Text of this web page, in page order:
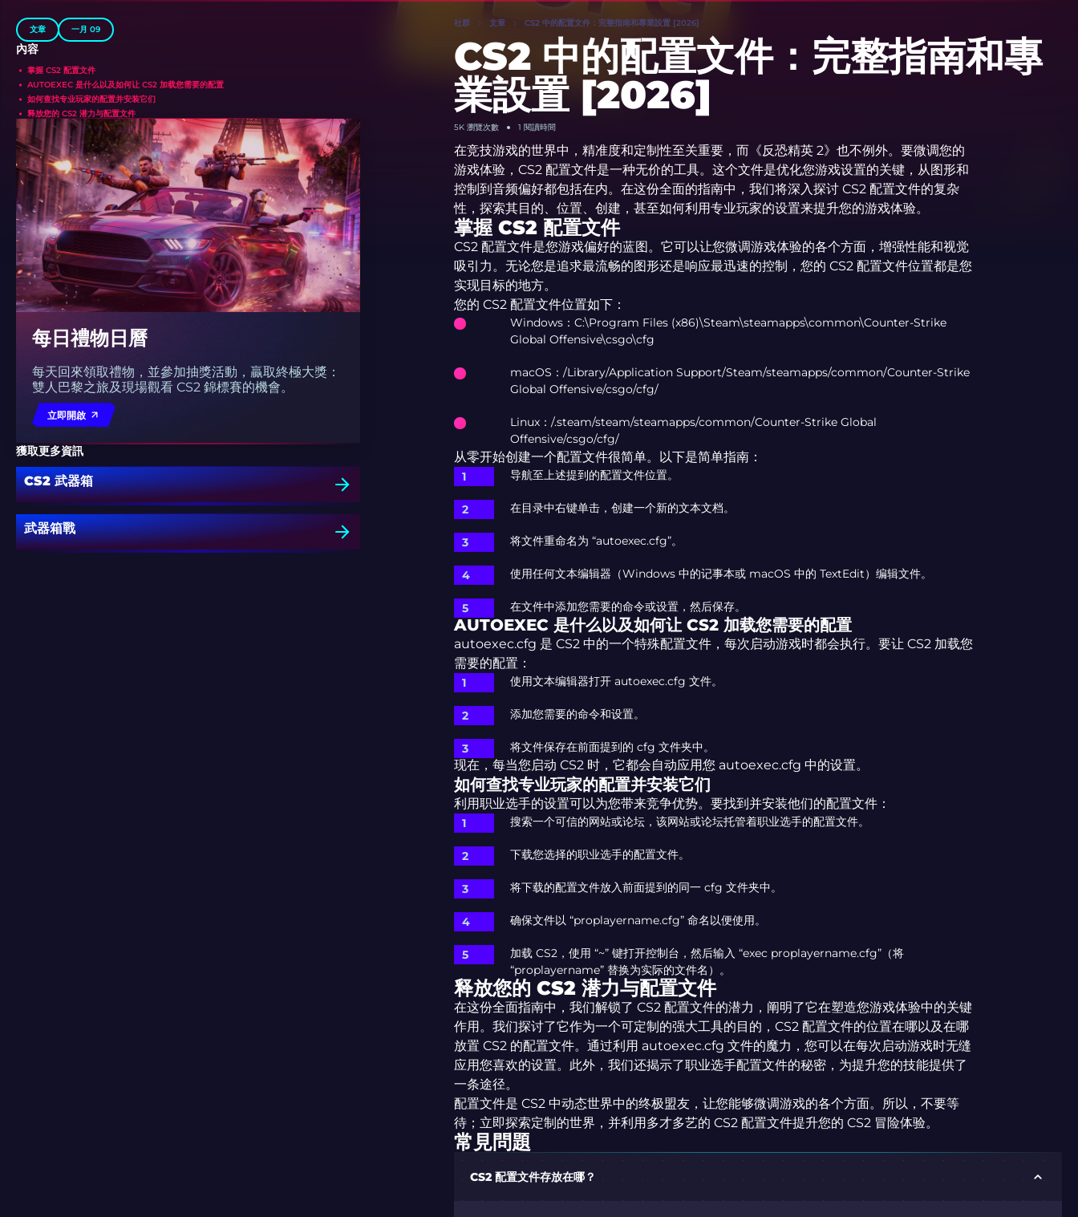
文章 一月 09
內容
掌握 CS2 配置文件
AUTOEXEC 是什么以及如何让 CS2 加载您需要的配置
如何查找专业玩家的配置并安装它们
释放您的 CS2 潜力与配置文件
每日禮物日曆
每天回來領取禮物，並參加抽獎活動，贏取終極大獎：
雙人巴黎之旅及現場觀看 CS2 錦標賽的機會。
立即開啟
獲取更多資訊
CS2 武器箱
武器箱戰
社群 文章 CS2 中的配置文件：完整指南和專業設置 [2026]
CS2 中的配置文件：完整指南和專
業設置 [2026]
5K 瀏覽次數 1 閱讀時間
在竞技游戏的世界中，精准度和定制性至关重要，而《反恐精英 2》也不例外。要微调您的
游戏体验，CS2 配置文件是一种无价的工具。这个文件是优化您游戏设置的关键，从图形和
控制到音频偏好都包括在内。在这份全面的指南中，我们将深入探讨 CS2 配置文件的复杂
性，探索其目的、位置、创建，甚至如何利用专业玩家的设置来提升您的游戏体验。
掌握 CS2 配置文件
CS2 配置文件是您游戏偏好的蓝图。它可以让您微调游戏体验的各个方面，增强性能和视觉
吸引力。无论您是追求最流畅的图形还是响应最迅速的控制，您的 CS2 配置文件位置都是您
实现目标的地方。
您的 CS2 配置文件位置如下：
Windows：C:\Program Files (x86)\Steam\steamapps\common\Counter-Strike
Global Offensive\csgo\cfg
macOS：/Library/Application Support/Steam/steamapps/common/Counter-Strike
Global Offensive/csgo/cfg/
Linux：/.steam/steam/steamapps/common/Counter-Strike Global
Offensive/csgo/cfg/
从零开始创建一个配置文件很简单。以下是简单指南：
导航至上述提到的配置文件位置。
在目录中右键单击，创建一个新的文本文档。
将文件重命名为 “autoexec.cfg”。
使用任何文本编辑器（Windows 中的记事本或 macOS 中的 TextEdit）编辑文件。
在文件中添加您需要的命令或设置，然后保存。
AUTOEXEC 是什么以及如何让 CS2 加载您需要的配置
autoexec.cfg 是 CS2 中的一个特殊配置文件，每次启动游戏时都会执行。要让 CS2 加载您
需要的配置：
使用文本编辑器打开 autoexec.cfg 文件。
添加您需要的命令和设置。
将文件保存在前面提到的 cfg 文件夹中。
现在，每当您启动 CS2 时，它都会自动应用您 autoexec.cfg 中的设置。
如何查找专业玩家的配置并安装它们
利用职业选手的设置可以为您带来竞争优势。要找到并安装他们的配置文件：
搜索一个可信的网站或论坛，该网站或论坛托管着职业选手的配置文件。
下载您选择的职业选手的配置文件。
将下载的配置文件放入前面提到的同一 cfg 文件夹中。
确保文件以 “proplayername.cfg” 命名以便使用。
加载 CS2，使用 “~” 键打开控制台，然后输入 “exec proplayername.cfg”（将
“proplayername” 替换为实际的文件名）。
释放您的 CS2 潜力与配置文件
在这份全面指南中，我们解锁了 CS2 配置文件的潜力，阐明了它在塑造您游戏体验中的关键
作用。我们探讨了它作为一个可定制的强大工具的目的，CS2 配置文件的位置在哪以及在哪
放置 CS2 的配置文件。通过利用 autoexec.cfg 文件的魔力，您可以在每次启动游戏时无缝
应用您喜欢的设置。此外，我们还揭示了职业选手配置文件的秘密，为提升您的技能提供了
一条途径。
配置文件是 CS2 中动态世界中的终极盟友，让您能够微调游戏的各个方面。所以，不要等
待；立即探索定制的世界，并利用多才多艺的 CS2 配置文件提升您的 CS2 冒险体验。
常見問題
CS2 配置文件存放在哪？